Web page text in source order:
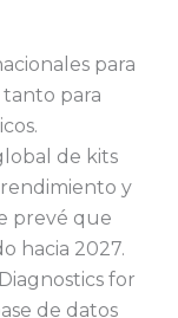
para
tanto para
de kits
y
prevé que
hacia 2027.
for
de datos